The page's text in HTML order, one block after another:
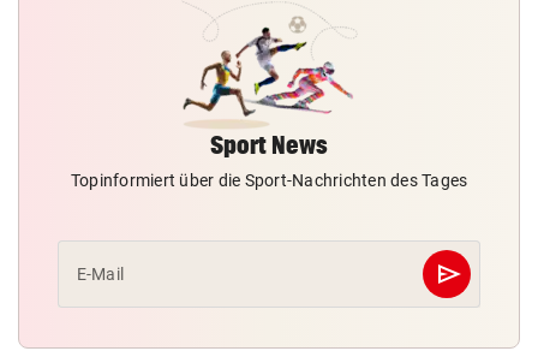
Sport News
Topinformiert über die Sport-Nachrichten des Tages
E-Mail send
Abschicken